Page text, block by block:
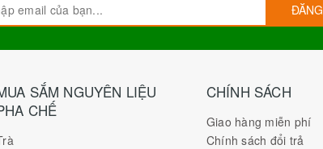
SẮM NGUYÊN LIỆU
CHẾ
CHÍNH SÁCH
Giao hàng miễn phí
Chính sách đổi trả